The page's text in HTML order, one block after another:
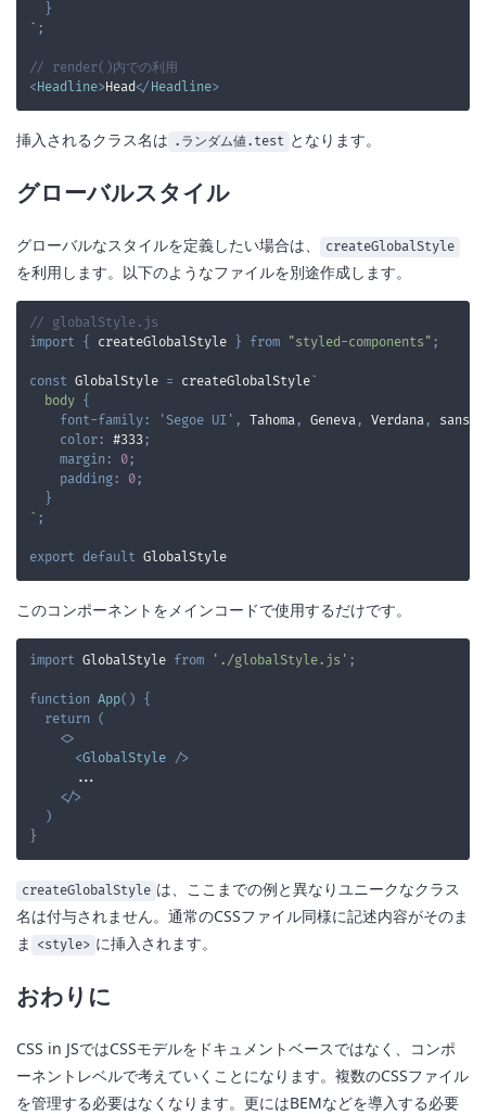
}
` ;
// render()内での利用
<Headline>Head</ Headline>
挿入されるクラス名は .ランダム値.test となります。
グローバルスタイル
グローバルなスタイルを定義したい場合は、 createGlobalStyle
を利用します。以下のようなファイルを別途作成します。
// globalStyle.js
import { createGlobalStyle } from "styled-components" ;
const GlobalStyle = createGlobalStyle`
body {
font-family : 'Segoe UI' , Tahoma , Geneva , Verdana ,
sans-
color : #333 ;
margin : 0 ;
padding : 0 ;
}
` ;
export default GlobalStyle
このコンポーネントをメインコードで使用するだけです。
import GlobalStyle from './globalStyle.js' ;
function App( ) {
return (
<>
<GlobalStyle />
</>
)
}
createGlobalStyle は、ここまでの例と異なりユニークなクラス
名は付与されません。通常のCSSファイル同様に記述内容がそのま
ま <style> に挿入されます。
おわりに
CSS in JSではCSSモデルをドキュメントベースではなく、コンポ
ーネントレベルで考えていくことになります。複数のCSSファイル
を管理する必要はなくなります。更にはBEMなどを導入する必要